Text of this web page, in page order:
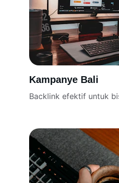
Kampanye Bali
Backlink efektif untuk